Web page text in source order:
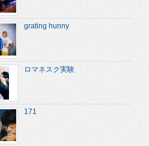
grating hunny
ロマネスク実験
171